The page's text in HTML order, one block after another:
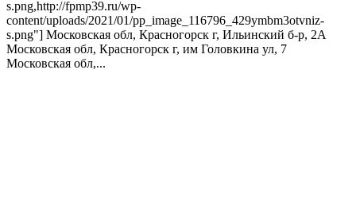
s.png,http://fpmp39.ru/wp-
content/uploads/2021/01/pp_image_116796_429ymbm3otvniz-
s.png"] Московская обл, Красногорск г, Ильинский б-р, 2А
Московская обл, Красногорск г, им Головкина ул, 7
Московская обл,...